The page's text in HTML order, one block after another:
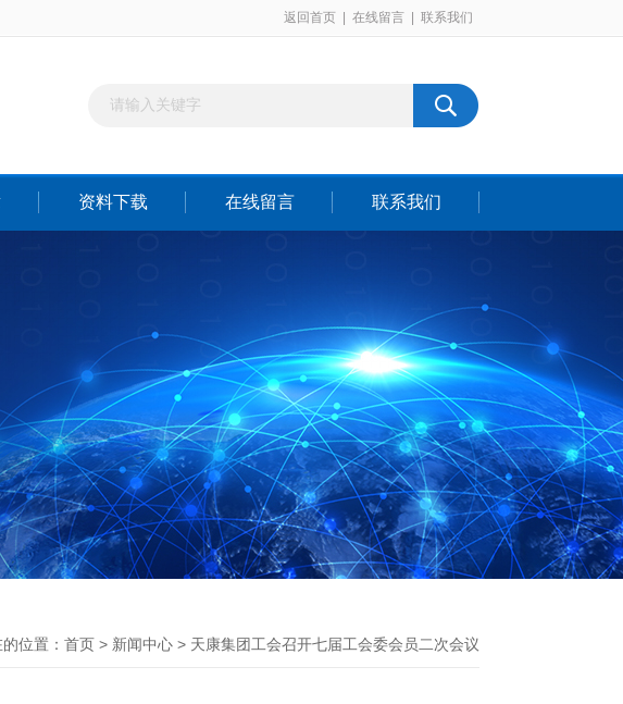
返回首页 在线留言 联系我们
资料下载 在线留言 联系我们
位置： 首页 > 新闻中心 > 天康集团工会召开七届工会委会员二次会议